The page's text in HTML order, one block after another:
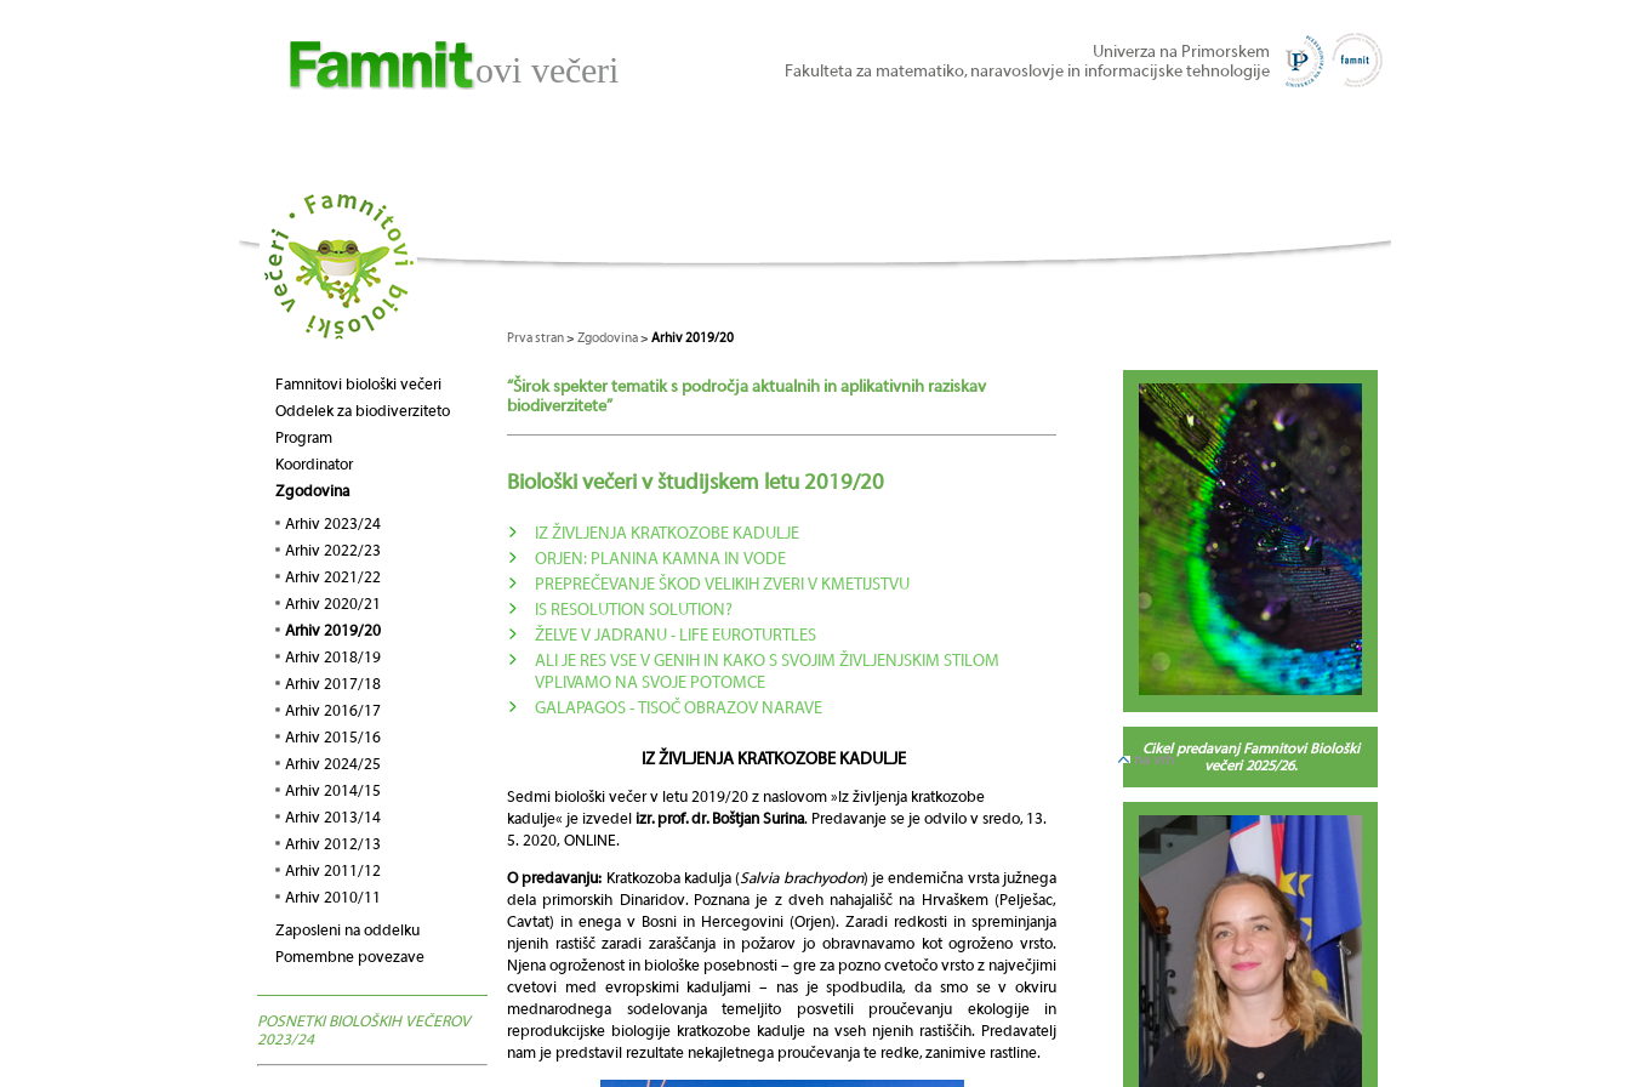
ovi večeri
Univerza na Primorskem
Fakulteta za matematiko, naravoslovje in informacijske tehnologije
Cikel predavanj Famnitovi Biološki
večeri 2025/26.
Prva stran> Zgodovina> Arhiv 2019/20
“Širok spekter tematik s področja aktualnih in aplikativnih raziskav
biodiverzitete”
Biološki večeri v študijskem letu 2019/20
IZ ŽIVLJENJA KRATKOZOBE KADULJE
ORJEN: PLANINA KAMNA IN VODE
PREPREČEVANJE ŠKOD VELIKIH ZVERI V KMETIJSTVU
IS RESOLUTION SOLUTION?
ŽELVE V JADRANU - LIFE EUROTURTLES
ALI JE RES VSE V GENIH IN KAKO S SVOJIM ŽIVLJENJSKIM STILOM
VPLIVAMO NA SVOJE POTOMCE
GALAPAGOS - TISOČ OBRAZOV NARAVE
IZ ŽIVLJENJA KRATKOZOBE KADULJE na vrh
Sedmi biološki večer v letu 2019/20 z naslovom »Iz življenja kratkozobe
kadulje« je izvedel izr. prof. dr. Boštjan Surina. Predavanje se je odvilo v sredo, 13.
5. 2020, ONLINE.
O predavanju: Kratkozoba kadulja (Salvia brachyodon) je endemična vrsta južnega
dela primorskih Dinaridov. Poznana je z dveh nahajališč na Hrvaškem (Pelješac,
Cavtat) in enega v Bosni in Hercegovini (Orjen). Zaradi redkosti in spreminjanja
njenih rastišč zaradi zaraščanja in požarov jo obravnavamo kot ogroženo vrsto.
Njena ogroženost in biološke posebnosti – gre za pozno cvetočo vrsto z največjimi
cvetovi med evropskimi kaduljami – nas je spodbudila, da smo se v okviru
mednarodnega sodelovanja temeljito posvetili proučevanju ekologije in
reprodukcijske biologije kratkozobe kadulje na vseh njenih rastiščih. Predavatelj
nam je predstavil rezultate nekajletnega proučevanja te redke, zanimive rastline.
Famnitovi biološki večeri
Oddelek za biodiverziteto
Program
Koordinator
Zgodovina
Arhiv 2023/24
Arhiv 2022/23
Arhiv 2021/22
Arhiv 2020/21
Arhiv 2019/20
Arhiv 2018/19
Arhiv 2017/18
Arhiv 2016/17
Arhiv 2015/16
Arhiv 2024/25
Arhiv 2014/15
Arhiv 2013/14
Arhiv 2012/13
Arhiv 2011/12
Arhiv 2010/11
Zaposleni na oddelku
Pomembne povezave
POSNETKI BIOLOŠKIH VEČEROV
2023/24